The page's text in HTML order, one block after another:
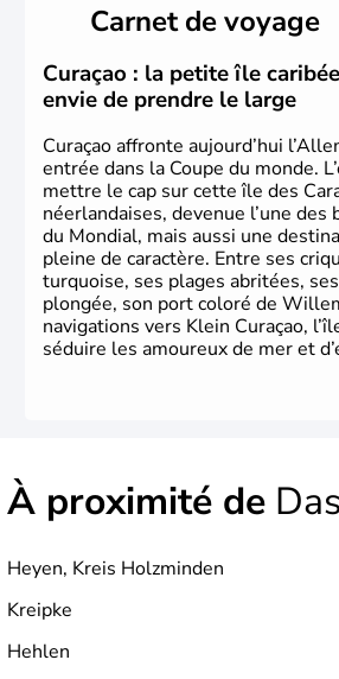
lesquelles bénéficient d'une grande
peut se targuer de grands noms qu'il
les domaines, des arts à la
philosophie. Hertz, Gutenberg,
Herman Hesse ou bien Hegel en font
Carnet de voyage
Curaçao : la petite île
envie de prendre le large
Curaçao affronte aujourd’hui
entrée dans la Coupe du monde.
mettre le cap sur cette île des
néerlandaises, devenue l’une
du Mondial, mais aussi une
pleine de caractère. Entre ses
turquoise, ses plages abritées,
plongée, son port coloré de
navigations vers Klein Curaçao,
séduire les amoureux de mer et
À proximité de
Heyen, Kreis Holzminden
Kreipke
Hehlen